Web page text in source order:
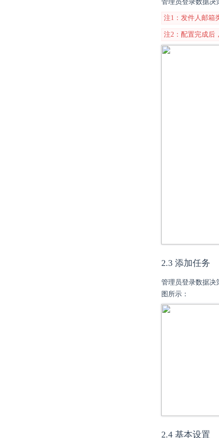
管理员登录数据决
注1：发件人邮箱
注2：配置完成后
2.3 添加任务
管理员登录数据决
图所示：
2.4 基本设置